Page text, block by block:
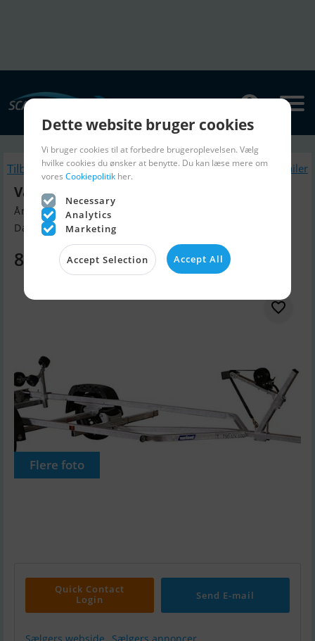
Tilbage Lignende Bådtrailer
Variant Ocean 750
Årgang 2022, Bådtrailer til salg
Danmark
8.995 DKK
Flere foto
Quick Contact
Login
Send E-mail
Dette website bruger cookies
Vi bruger cookies til at forbedre brugeroplevelsen. Vælg
hvilke cookies du ønsker at benytte. Du kan læse mere om
vores Cookiepolitik her.
Necessary
Analytics
Marketing
Accept Selection Accept All